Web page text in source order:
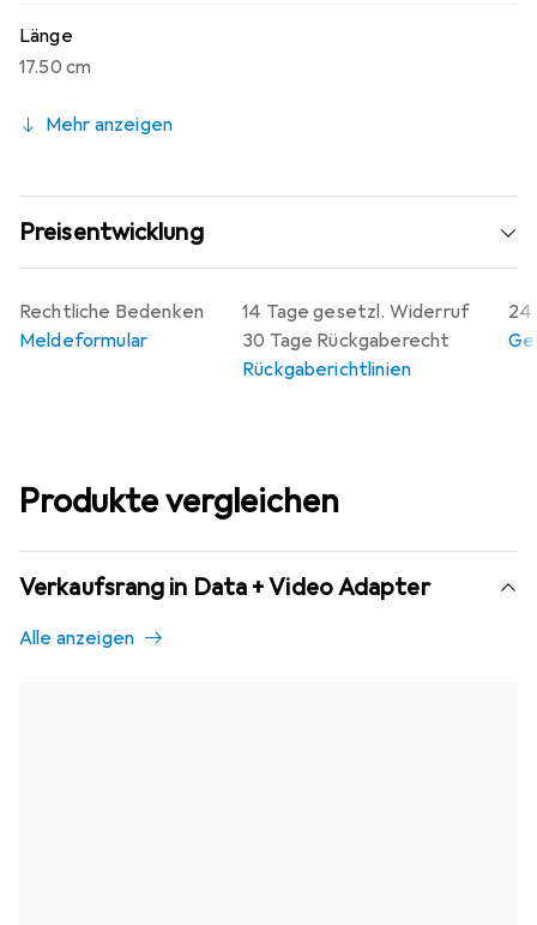
Länge
17.50 cm
Mehr anzeigen
Preisentwicklung
14 Tage gesetzl. Widerruf
30 Tage Rückgaberecht
Rückgaberichtlinien
24
Rechtliche Bedenken
Meldeformular
Produkte vergleichen
Verkaufsrang in Data + Video Adapter
Alle anzeigen